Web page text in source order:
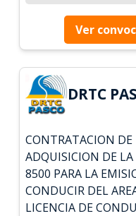
Ver
DRTC
CONTRATACION DE
ADQUISICION DE LA
8500 PARA LA
CONDUCIR DEL
LICENCIA DE